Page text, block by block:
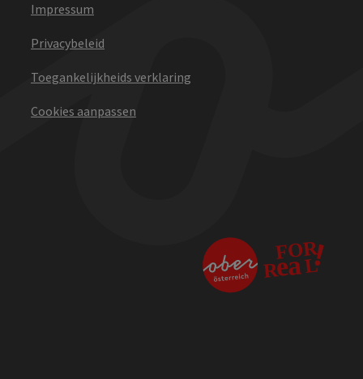
Impressum
Privacybeleid
Toegankelijkheids verklaring
Cookies aanpassen